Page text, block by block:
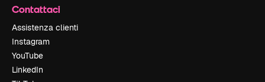
Contattaci
Assistenza clienti
Instagram
YouTube
LinkedIn